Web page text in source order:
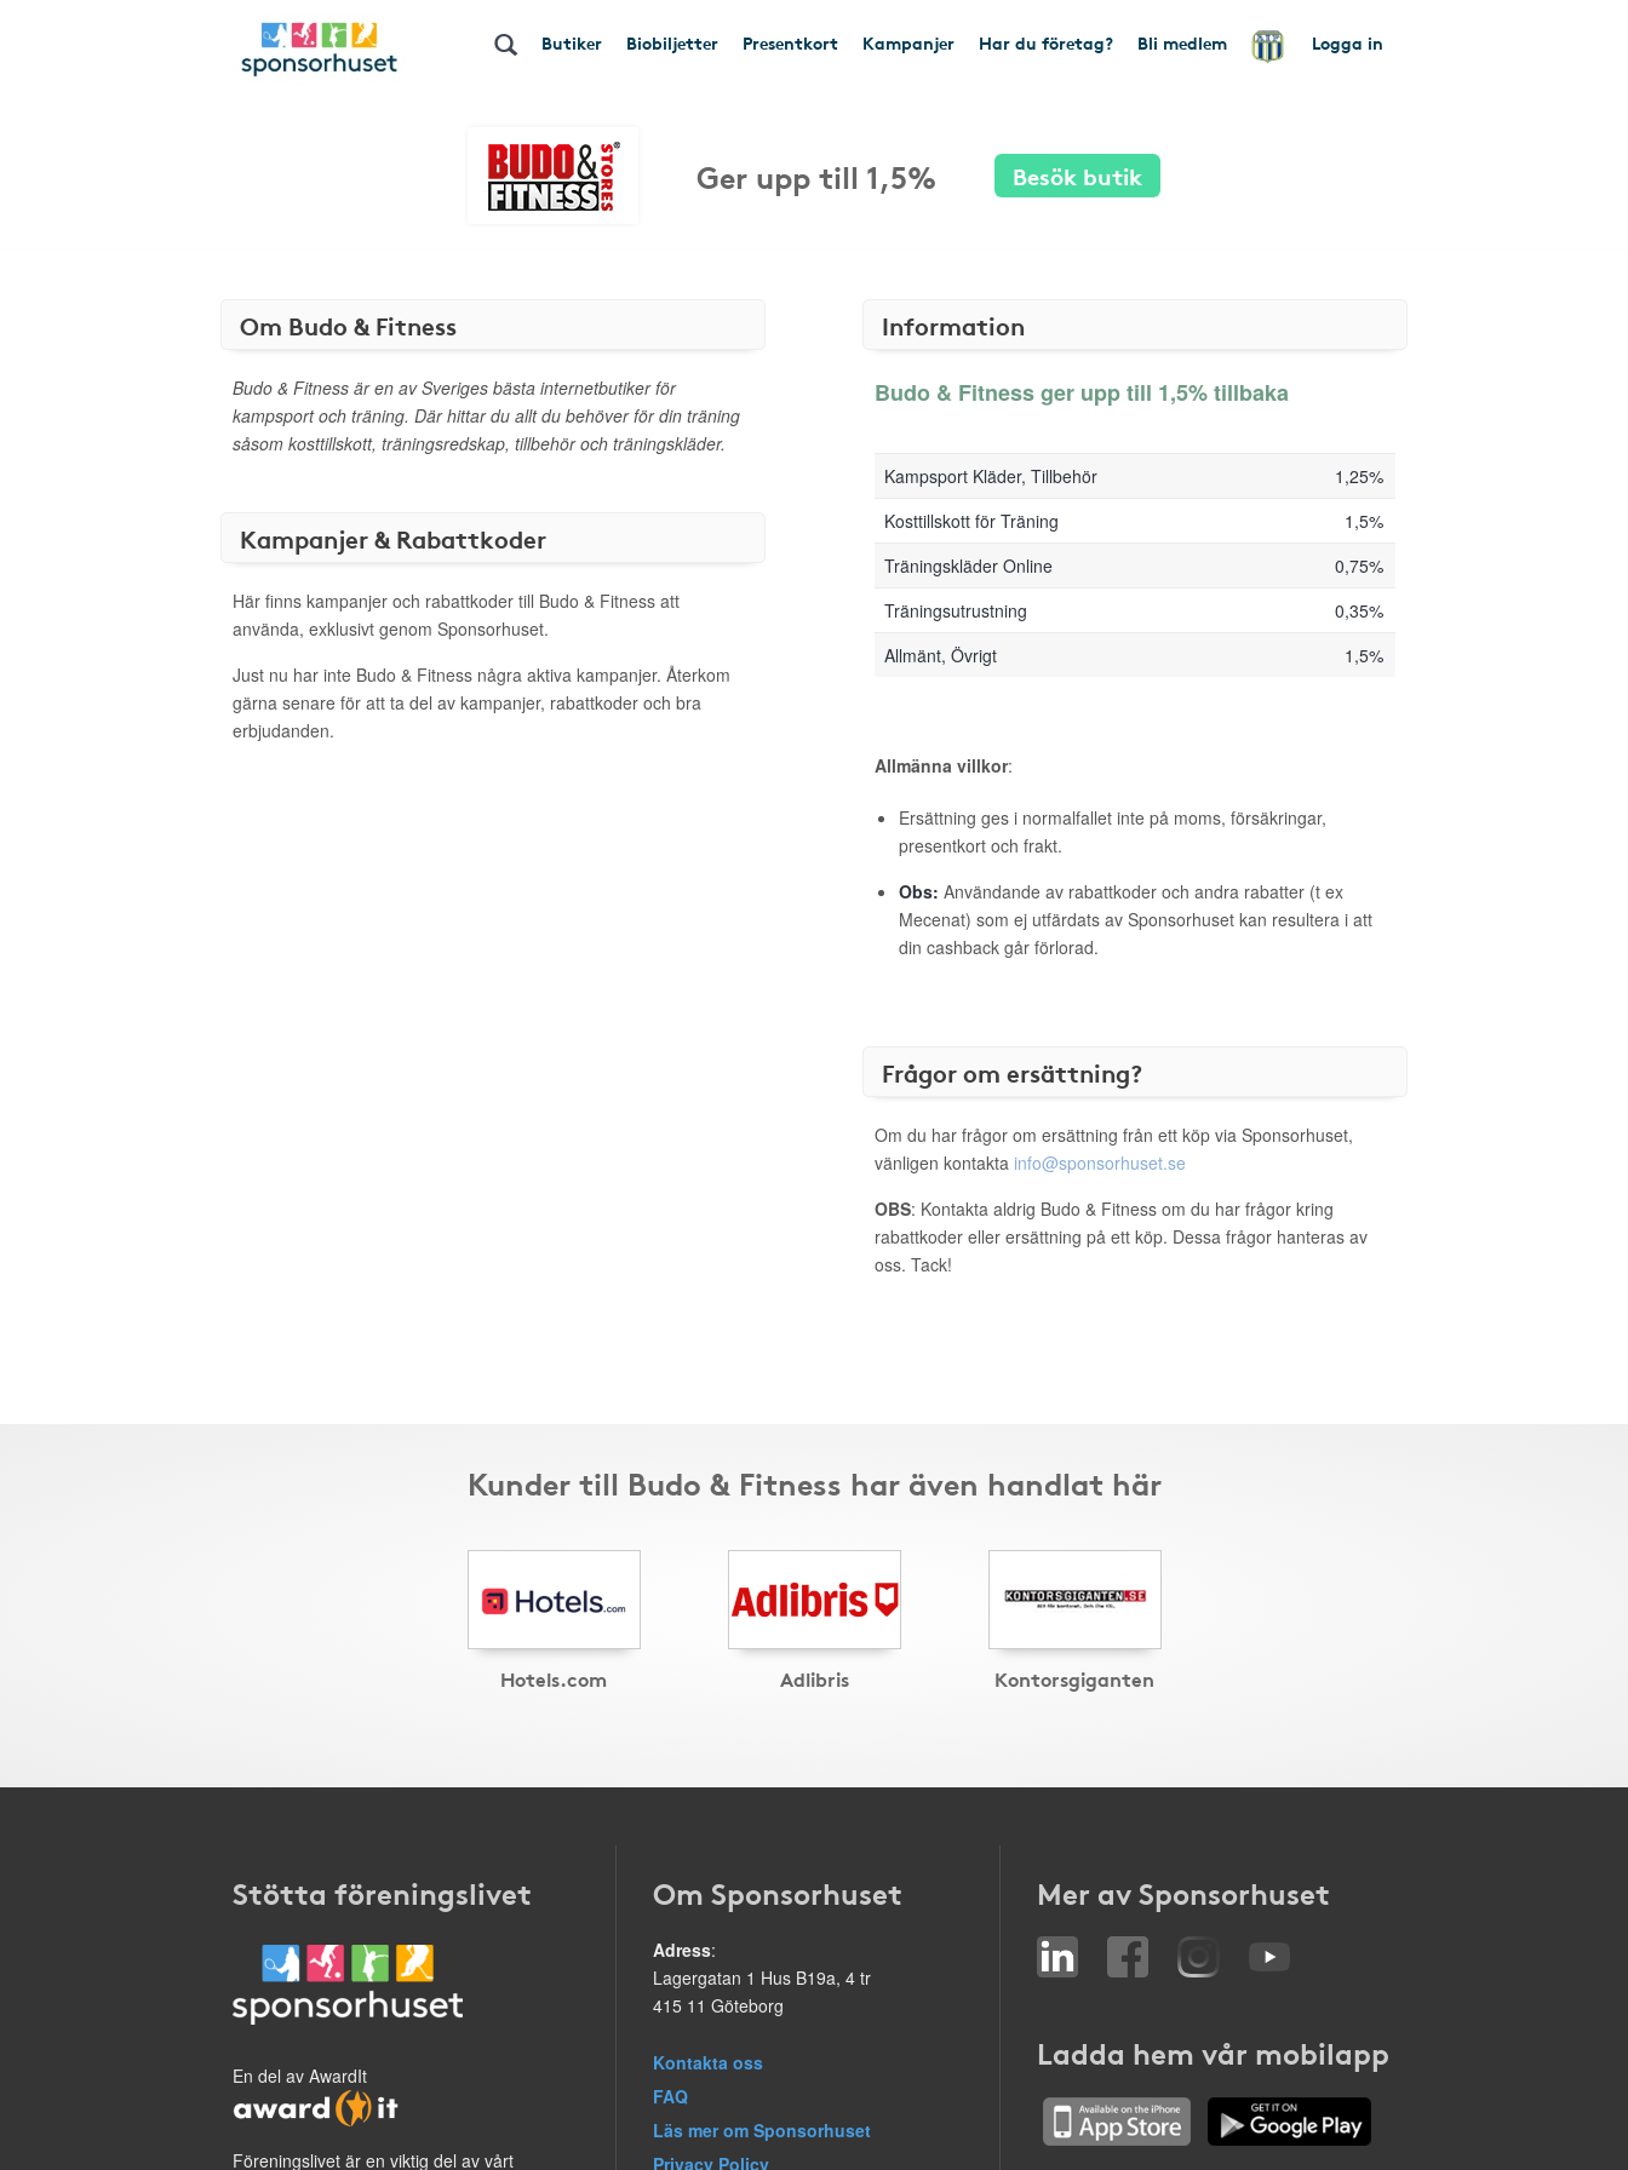
Butiker Biobiljetter Presentkort Kampanjer Har du företag? Bli medlem Logga in
Ger upp till 1,5% Besök butik
Om Budo & Fitness
Budo & Fitness är en av Sveriges bästa internetbutiker för
kampsport och träning. Där hittar du allt du behöver för din träning
såsom kosttillskott, träningsredskap, tillbehör och träningskläder.
Kampanjer & Rabattkoder
Här finns kampanjer och rabattkoder till Budo & Fitness att
använda, exklusivt genom Sponsorhuset.
Just nu har inte Budo & Fitness några aktiva kampanjer. Återkom
gärna senare för att ta del av kampanjer, rabattkoder och bra
erbjudanden.
Information
Budo & Fitness ger upp till 1,5% tillbaka
Kampsport Kläder, Tillbehör
1,25%
Kosttillskott för Träning
1,5%
Träningskläder Online
0,75%
Träningsutrustning
0,35%
Allmänt, Övrigt
1,5%
Allmänna villkor:
Ersättning ges i normalfallet inte på moms, försäkringar,
presentkort och frakt.
Obs: Användande av rabattkoder och andra rabatter (t ex
Mecenat) som ej utfärdats av Sponsorhuset kan resultera i att
din cashback går förlorad.
Frågor om ersättning?
Om du har frågor om ersättning från ett köp via Sponsorhuset,
vänligen kontakta info@sponsorhuset.se
OBS: Kontakta aldrig Budo & Fitness om du har frågor kring
rabattkoder eller ersättning på ett köp. Dessa frågor hanteras av
oss. Tack!
Kunder till Budo & Fitness har även handlat här
Hotels.com Adlibris Kontorsgiganten
Stötta föreningslivet
En del av AwardIt
Föreningslivet är en viktig del av vårt
Om Sponsorhuset
Adress:
Lagergatan 1 Hus B19a, 4 tr
415 11 Göteborg
Kontakta oss
FAQ
Läs mer om Sponsorhuset
Privacy Policy
Mer av Sponsorhuset
Ladda hem vår mobilapp